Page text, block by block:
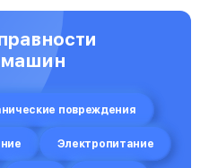
машин
повреждения
Электропитание